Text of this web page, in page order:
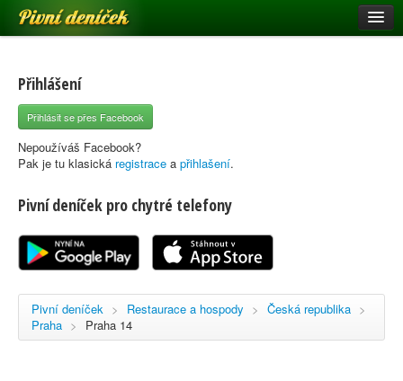
Pivní deníček
Pivní mapa
Pivní značky
Nápověda
Registrace
Přihlášení
Přihlásit se přes Facebook
Nepoužíváš Facebook?
Pak je tu klasická registrace a přihlašení.
Pivní deníček pro chytré telefony
Pivní deníček > Restaurace a hospody > Česká republika >
Praha > Praha 14